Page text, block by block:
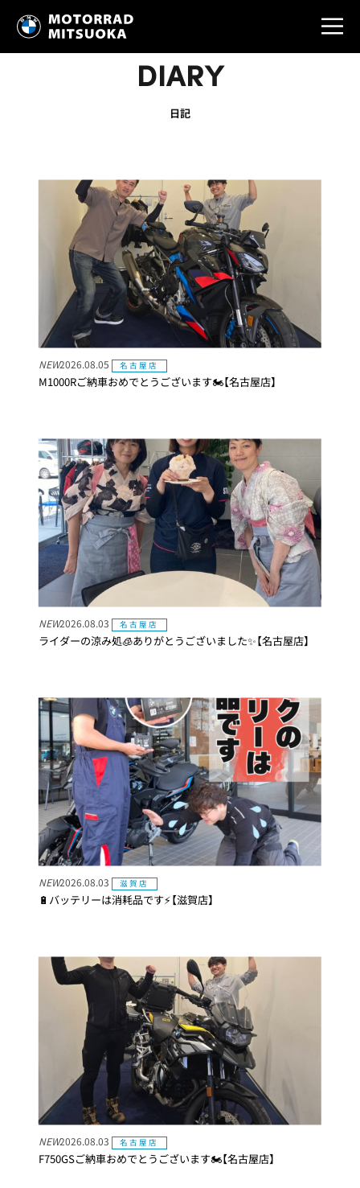
DIARY
日記
M1000Rご納車おめでとうございます🏍【名古屋店】
NEW2026.08.05 名古屋店
ライダーの涼み処🧊ありがとうございました✨【名古屋店】
NEW2026.08.03 名古屋店
🔋バッテリーは消耗品です⚡️【滋賀店】
NEW2026.08.03 滋賀店
F750GSご納車おめでとうございます🏍【名古屋店】
NEW2026.08.03 名古屋店